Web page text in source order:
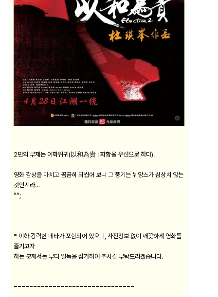
2편의 부제는 이화위귀(以和為貴 : 화합을 우선으로 하다).
영화 감상을 마치고 곰곰히 되씹어 보니 그 풍기는 뉘앙스가 심상치 않는
것인지라…
^^;
* 이하 강력한 네타가 포함되어 있으니, 사전정보 없이 깨끗하게 영화를
즐기고자
하는 분께서는 부디 일독을 삼가하여 주시길 부탁드리겠습니다.
===============================